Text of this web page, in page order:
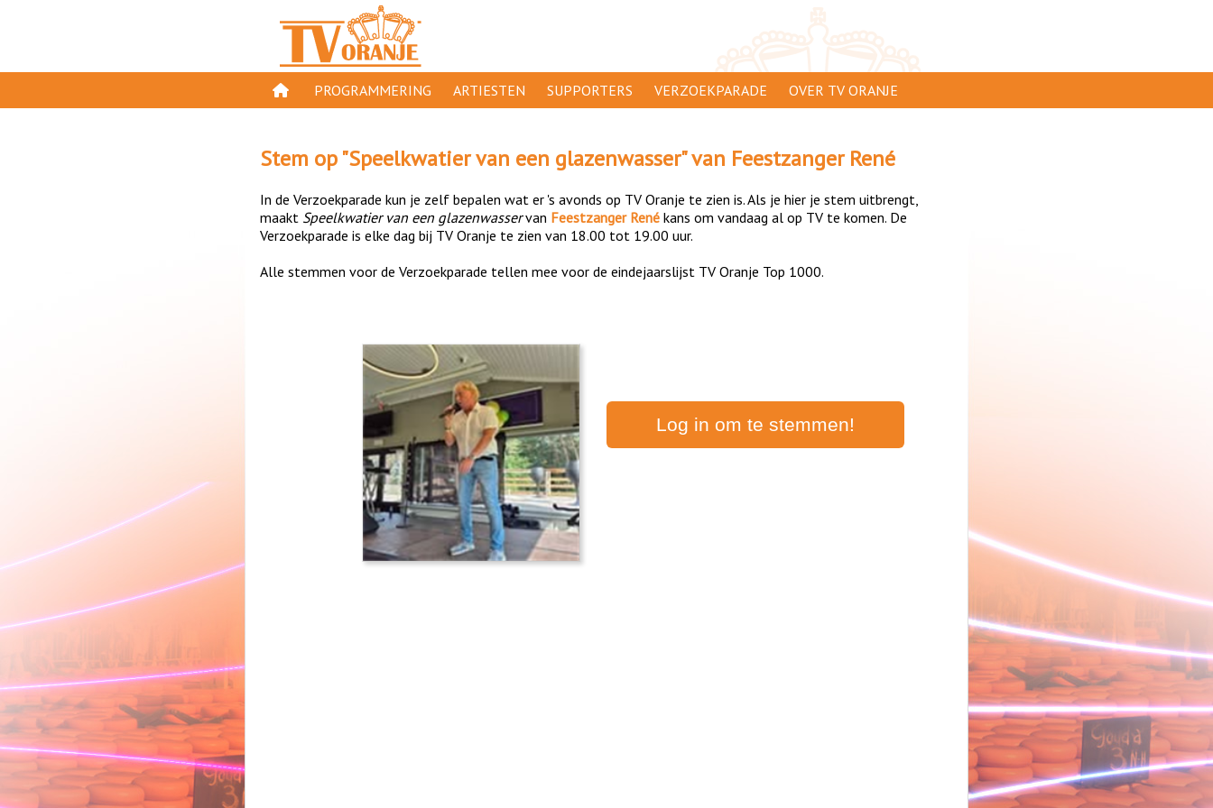
PROGRAMMERING
GESPEELD OP TV ORANJE
ORANJE KROON
TV ORANJE TOP 1000
11 VAN ORANJE
ARTIESTEN SUPPORTERS
AANMELDEN
VERZOEKPARADE OVER TV ORANJE
CLIP INSTUREN
ADVERTEREN
PRIVACY
Stem op "Speelkwatier van een glazenwasser" van Feestzanger René
In de Verzoekparade kun je zelf bepalen wat er 's avonds op TV Oranje te zien is. Als je hier je stem uitbrengt,
maakt Speelkwatier van een glazenwasservan Feestzanger René kans om vandaag al op TV te komen. De
Verzoekparade is elke dag bij TV Oranje te zien van 18.00 tot 19.00 uur.
Alle stemmen voor de Verzoekparade tellen mee voor de eindejaarslijst TV Oranje Top 1000.
Log in om te stemmen!